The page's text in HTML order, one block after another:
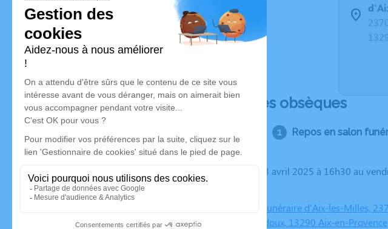
Déroulé des obsèques
Repos en salon
Chambre Funéraire d'Aix-les-Milles,
Nicolas Ledoux, 13290 Aix-en-Provence